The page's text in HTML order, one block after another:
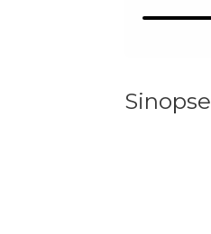
Sinopse